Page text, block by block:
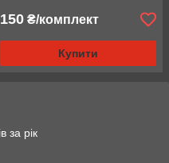
150 ₴/комплект
Купити
за рік